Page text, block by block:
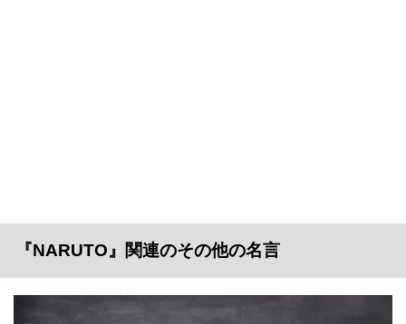
『NARUTO』関連のその他の名言